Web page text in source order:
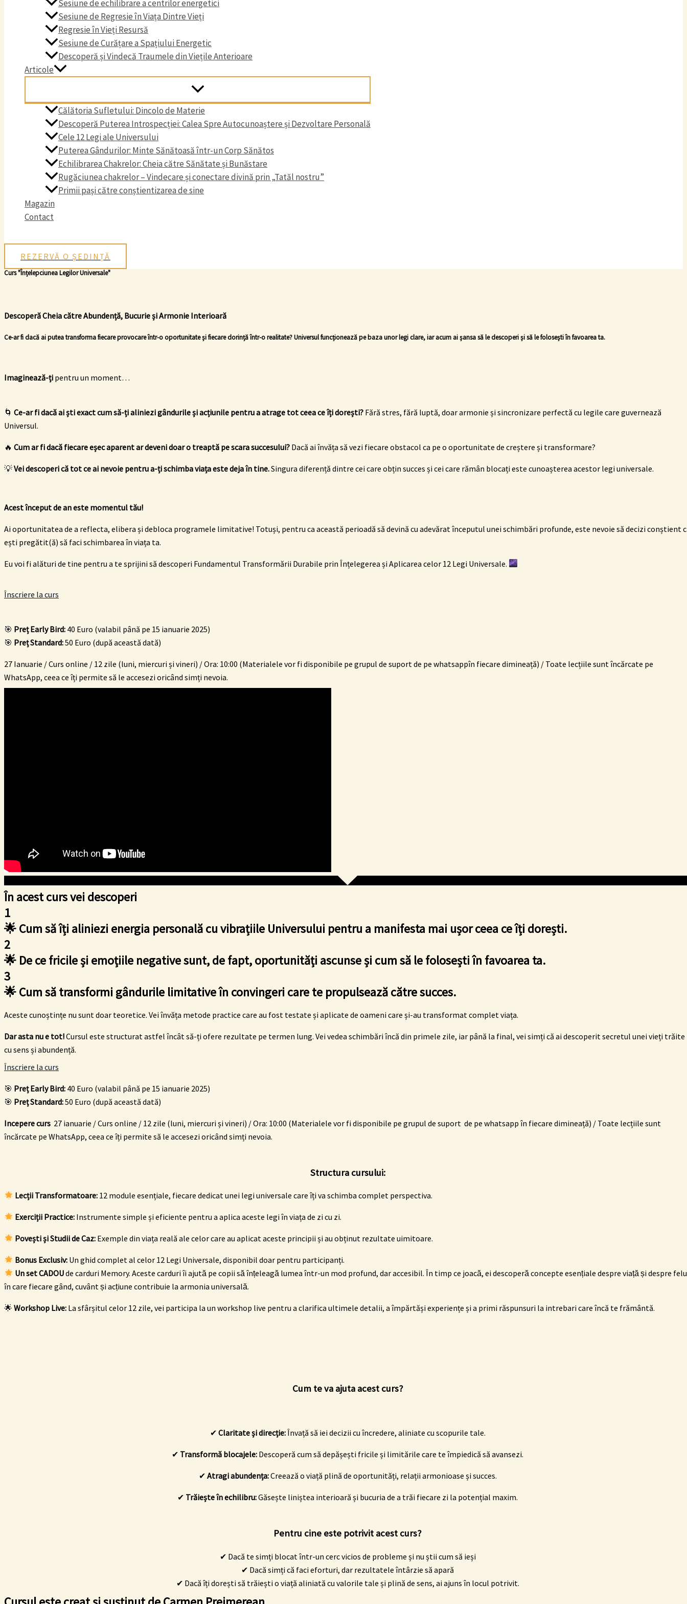
Sesiune de echilibrare a centrilor energetici
Sesiune de Regresie în Viața Dintre Vieți
Regresie în Vieți Resursă
Sesiune de Curățare a Spațiului Energetic
Descoperă și Vindecă Traumele din Viețile Anterioare
Articole
Călătoria Sufletului: Dincolo de Materie
Descoperă Puterea Introspecției: Calea Spre Autocunoaștere și Dezvoltare Personală
Cele 12 Legi ale Universului
Puterea Gândurilor: Minte Sănătoasă într-un Corp Sănătos
Echilibrarea Chakrelor: Cheia către Sănătate și Bunăstare
Rugăciunea chakrelor – Vindecare și conectare divină prin „Tatăl nostru”
Primii pași către conștientizarea de sine
Magazin
Contact
REZERVĂ O ȘEDINȚĂ
Curs "Înțelepciunea Legilor Universale"
Descoperă Cheia către Abundență, Bucurie și Armonie Interioară
Ce-ar fi dacă ai putea transforma fiecare provocare într-o oportunitate și fiecare dorință într-o realitate? Universul funcționează pe baza unor legi clare, iar acum ai șansa să le descoperi și să le folosești în favoarea ta.
Imaginează-ți pentru un moment…
🌀 Ce-ar fi dacă ai ști exact cum să-ți aliniezi gândurile și acțiunile pentru a atrage tot ceea ce îți dorești? Fără stres, fără luptă, doar armonie și sincronizare perfectă cu legile care guvernează
Universul.
🔥 Cum ar fi dacă fiecare eșec aparent ar deveni doar o treaptă pe scara succesului? Dacă ai învăța să vezi fiecare obstacol ca pe o oportunitate de creștere și transformare?
💡Vei descoperi că tot ce ai nevoie pentru a-ți schimba viața este deja în tine.Singura diferență dintre cei care obțin succes și cei care rămân blocați este cunoașterea acestor legi universale.
Acest început de an este momentul tău!
Ai oportunitatea de a reflecta, elibera și debloca programele limitative! Totuși, pentru ca această perioadă să devină cu adevărat începutul unei schimbări profunde, este nevoie să decizi conștient
ești pregătit(ă) să faci schimbarea în viața ta.
Eu voi fi alături de tine pentru a te sprijini să descoperi Fundamentul Transformării Durabile prin Înțelegerea și Aplicarea celor 12 Legi Universale.
Înscriere la curs
🎯 Preț Early Bird: 40 Euro (valabil până pe 15 ianuarie 2025)
🎯 Preț Standard:50 Euro (după această dată)
27 Ianuarie / Curs online / 12 zile (luni, miercuri și vineri) / Ora: 10:00 (Materialele vor fi disponibile pe grupul de suport de pe whatsappîn fiecare dimineață) / Toate lecțiile sunt încărcate pe
WhatsApp, ceea ce îți permite să le accesezi oricând simți nevoia.
În acest curs vei descoperi
1
🌟 Cum să îți aliniezi energia personală cu vibrațiile Universului pentru a manifesta mai ușor ceea ce îți dorești.
2
🌟 De ce fricile și emoțiile negative sunt, de fapt, oportunități ascunse și cum să le folosești în favoarea ta.
3
🌟 Cum să transformi gândurile limitative în convingeri care te propulsează către succes.
Aceste cunoștințe nu sunt doar teoretice. Vei învăța metode practice care au fost testate și aplicate de oameni care și-au transformat complet viața.
Dar asta nu e tot!Cursul este structurat astfel încât să-ți ofere rezultate pe termen lung. Vei vedea schimbări încă din primele zile, iar până la final, vei simți că ai descoperit secretul unei vieți trăite
cu sens și abundență.
Înscriere la curs
🎯 Preț Early Bird: 40 Euro (valabil până pe 15 ianuarie 2025)
🎯 Preț Standard:50 Euro (după această dată)
Incepere curs 27 ianuarie / Curs online / 12 zile (luni, miercuri și vineri) / Ora: 10:00 (Materialele vor fi disponibile pe grupul de suport de pe whatsapp în fiecare dimineață) / Toate lecțiile sunt
încărcate pe WhatsApp, ceea ce îți permite să le accesezi oricând simți nevoia.
Structura cursului:
Lecții Transformatoare: 12 module esențiale, fiecare dedicat unei legi universale care îți va schimba complet perspectiva.
Exerciții Practice: Instrumente simple și eficiente pentru a aplica aceste legi în viața de zi cu zi.
Povești și Studii de Caz: Exemple din viața reală ale celor care au aplicat aceste principii și au obținut rezultate uimitoare.
Bonus Exclusiv: Un ghid complet al celor 12 Legi Universale, disponibil doar pentru participanți.
Un set CADOUde carduri Memory.Aceste carduri îi ajută pe copii să înțeleagă lumea într-un mod profund, dar accesibil.În timp ce joacă, ei descoperă concepte esențiale despre viață și despre
în care fiecare gând, cuvânt și acțiune contribuie la armonia universală.
🌟 Workshop Live: La sfârșitul celor 12 zile, vei participa la un workshop live pentru a clarifica ultimele detalii, a împărtăși experiențe și a primi răspunsuri la intrebari care încă te frământă.
Cum te va ajuta acest curs?
✔ Claritate și direcție:Învață să iei decizii cu încredere, aliniate cu scopurile tale.
✔ Transformă blocajele: Descoperă cum să depășești fricile și limitările care te împiedică să avansezi.
✔ Atragi abundența:Creează o viață plină de oportunități, relații armonioase și succes.
✔ Trăiește în echilibru:Găsește liniștea interioară și bucuria de a trăi fiecare zi la potențial maxim.
Pentru cine este potrivit acest curs?
✔ Dacă te simți blocat într-un cerc vicios de probleme și nu știi cum să ieși
✔ Dacă simți că faci eforturi, dar rezultatele întârzie să apară
✔ Dacă îți dorești să trăiești o viață aliniată cu valorile tale și plină de sens, ai ajuns în locul potrivit.